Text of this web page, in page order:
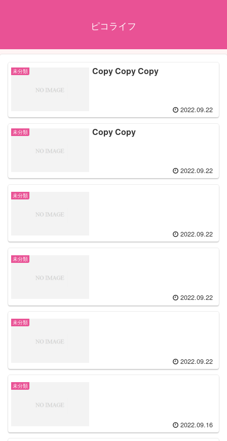
ピコライフ
未分類 Copy Copy Copy
2022.09.22
未分類 Copy Copy
2022.09.22
未分類
2022.09.22
未分類
2022.09.22
未分類
2022.09.22
未分類
2022.09.16